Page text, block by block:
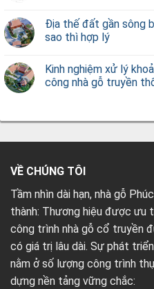
Địa thế đất gần sông
sao thì hợp lý
Kinh nghiệm xử lý
công nhà gỗ truyền
VỀ CHÚNG TÔI
Tầm nhìn dài hạn, nhà gỗ
thành: Thương hiệu được ưu
công trình nhà gỗ cổ truyền
có giá trị lâu dài. Sự phát
nằm ở số lượng công trình
dựng nền tảng vững chắc: